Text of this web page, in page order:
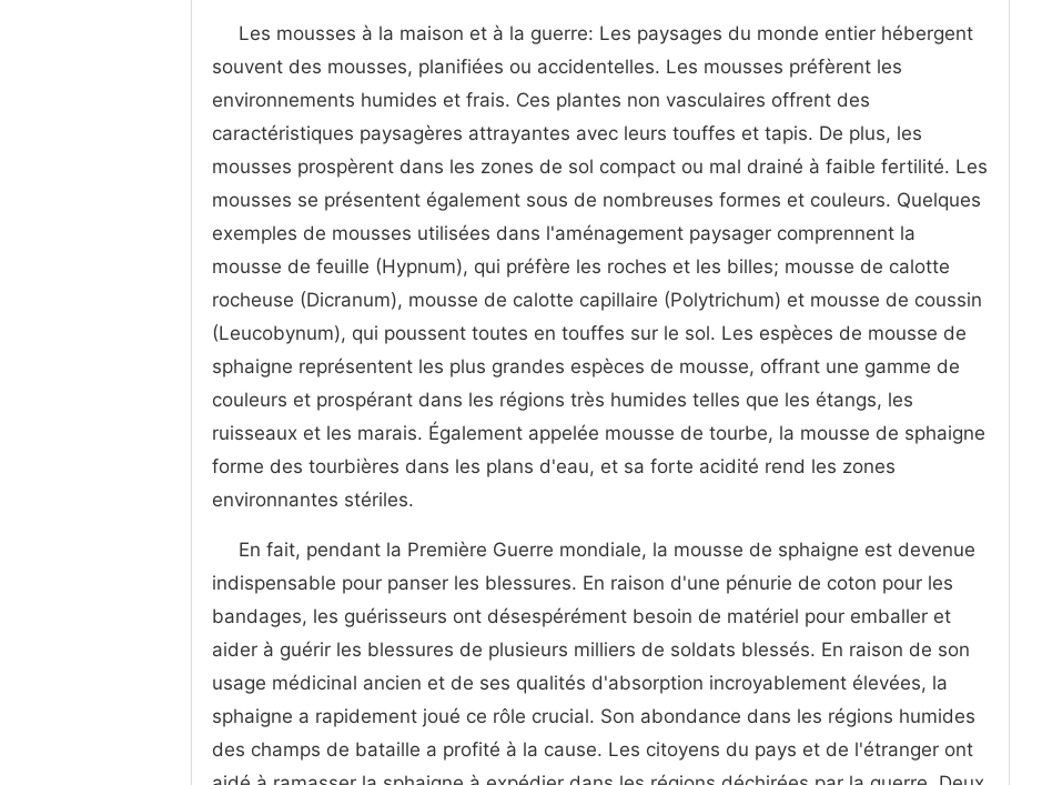
Les mousses à la maison et à la guerre: Les paysages du monde entier hébergent
souvent des mousses, planifiées ou accidentelles. Les mousses préfèrent les
environnements humides et frais. Ces plantes non vasculaires offrent des
caractéristiques paysagères attrayantes avec leurs touffes et tapis. De plus, les
mousses prospèrent dans les zones de sol compact ou mal drainé à faible fertilité. Les
mousses se présentent également sous de nombreuses formes et couleurs. Quelques
exemples de mousses utilisées dans l'aménagement paysager comprennent la
mousse de feuille (Hypnum), qui préfère les roches et les billes; mousse de calotte
rocheuse (Dicranum), mousse de calotte capillaire (Polytrichum) et mousse de coussin
(Leucobynum), qui poussent toutes en touffes sur le sol. Les espèces de mousse de
sphaigne représentent les plus grandes espèces de mousse, offrant une gamme de
couleurs et prospérant dans les régions très humides telles que les étangs, les
ruisseaux et les marais. Également appelée mousse de tourbe, la mousse de sphaigne
forme des tourbières dans les plans d'eau, et sa forte acidité rend les zones
environnantes stériles.
En fait, pendant la Première Guerre mondiale, la mousse de sphaigne est devenue
indispensable pour panser les blessures. En raison d'une pénurie de coton pour les
bandages, les guérisseurs ont désespérément besoin de matériel pour emballer et
aider à guérir les blessures de plusieurs milliers de soldats blessés. En raison de son
usage médicinal ancien et de ses qualités d'absorption incroyablement élevées, la
sphaigne a rapidement joué ce rôle crucial. Son abondance dans les régions humides
des champs de bataille a profité à la cause. Les citoyens du pays et de l'étranger ont